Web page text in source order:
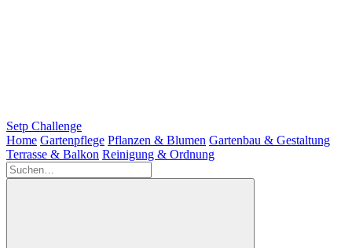
Setp Challenge
Home Gartenpflege Pflanzen & Blumen Gartenbau & Gestaltung
Terrasse & Balkon Reinigung & Ordnung